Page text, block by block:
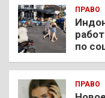
ПРАВО
по
ПРАВО